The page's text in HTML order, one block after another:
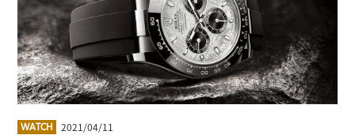
WATCH 2021/04/11